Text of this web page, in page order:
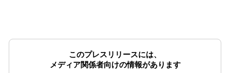
このプレスリリースには、
メディア関係者向けの情報があります